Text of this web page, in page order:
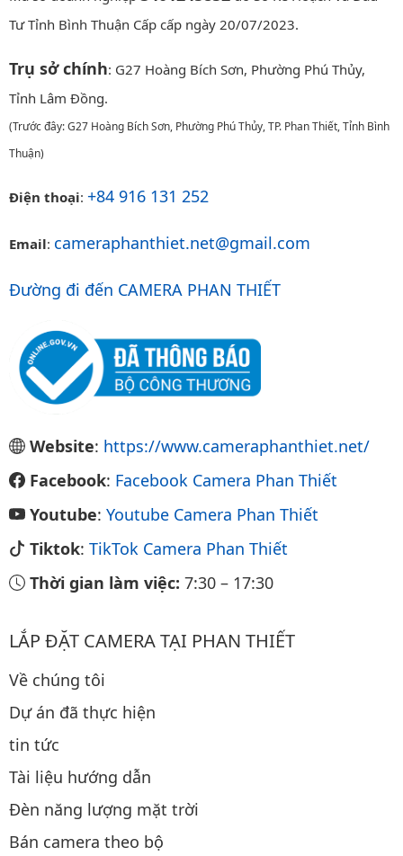
Tư Tỉnh Bình Thuận Cấp cấp ngày 20/07/2023.
Trụ sở chính: G27 Hoàng Bích Sơn, Phường Phú Thủy,
Tỉnh Lâm Đồng.
(Trước đây: G27 Hoàng Bích Sơn, Phường Phú Thủy, TP. Phan Thiết, Tỉnh Bình
Thuận)
Điện thoại: +84 916 131 252
Email: cameraphanthiet.net@gmail.com
Đường đi đến CAMERA PHAN THIẾT
Website: https://www.cameraphanthiet.net/
Facebook: Facebook Camera Phan Thiết
Youtube: Youtube Camera Phan Thiết
Tiktok: TikTok Camera Phan Thiết
Thời gian làm việc: 7:30 – 17:30
LẮP ĐẶT CAMERA TẠI PHAN THIẾT
Về chúng tôi
Dự án đã thực hiện
tin tức
Tài liệu hướng dẫn
Đèn năng lượng mặt trời
Bán camera theo bộ